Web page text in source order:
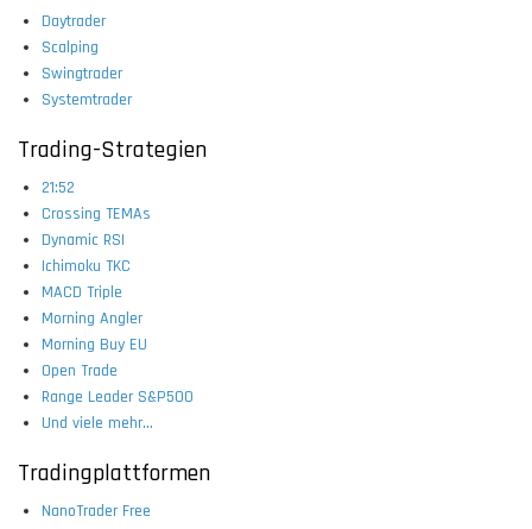
Daytrader
Scalping
Swingtrader
Systemtrader
Trading-Strategien
21:52
Crossing TEMAs
Dynamic RSI
Ichimoku TKC
MACD Triple
Morning Angler
Morning Buy EU
Open Trade
Range Leader S&P500
Und viele mehr...
Tradingplattformen
NanoTrader Free